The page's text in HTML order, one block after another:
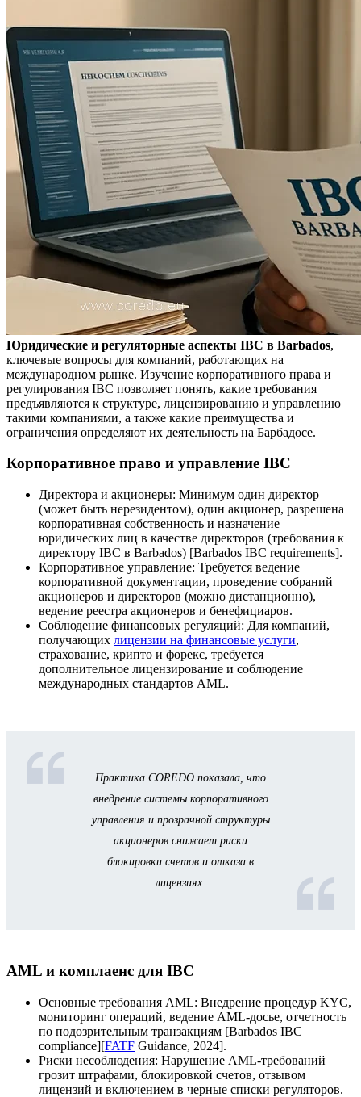
Юридические и регуляторные аспекты IBC в Barbados,
ключевые вопросы для компаний, работающих на
международном рынке. Изучение корпоративного права и
регулирования IBC позволяет понять, какие требования
предъявляются к структуре, лицензированию и управлению
такими компаниями, а также какие преимущества и
ограничения определяют их деятельность на Барбадосе.
Корпоративное право и управление IBC
Директора и акционеры: Минимум один директор
(может быть нерезидентом), один акционер, разрешена
корпоративная собственность и назначение
юридических лиц в качестве директоров (требования к
директору IBC в Barbados) [Barbados IBC requirements].
Корпоративное управление: Требуется ведение
корпоративной документации, проведение собраний
акционеров и директоров (можно дистанционно),
ведение реестра акционеров и бенефициаров.
Соблюдение финансовых регуляций: Для компаний,
получающих лицензии на финансовые услуги,
страхование, крипто и форекс, требуется
дополнительное лицензирование и соблюдение
международных стандартов AML.
Практика COREDO показала, что
внедрение системы корпоративного
управления и прозрачной структуры
акционеров снижает риски
блокировки счетов и отказа в
лицензиях.
AML и комплаенс для IBC
Основные требования AML: Внедрение процедур KYC,
мониторинг операций, ведение AML-досье, отчетность
по подозрительным транзакциям [Barbados IBC
compliance][FATF Guidance, 2024].
Риски несоблюдения: Нарушение AML-требований
грозит штрафами, блокировкой счетов, отзывом
лицензий и включением в черные списки регуляторов.